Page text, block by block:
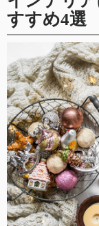
すすめ4選